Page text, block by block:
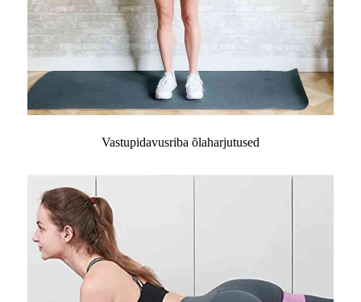
Vastupidavusriba õlaharjutused